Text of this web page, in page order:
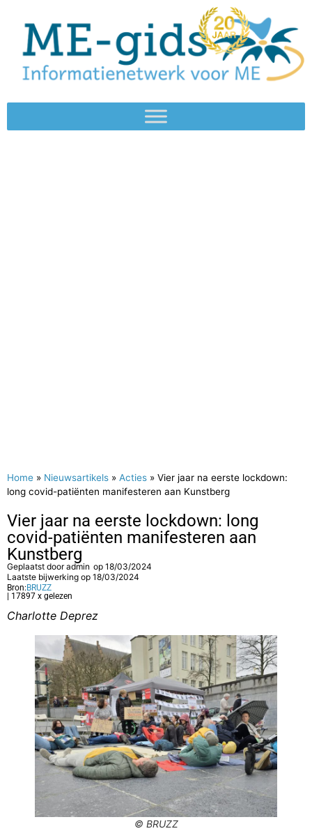
Home » Nieuwsartikels » Acties » Vier jaar na eerste lockdown:
long covid-patiënten manifesteren aan Kunstberg
Vier jaar na eerste lockdown: long
covid-patiënten manifesteren aan
Kunstberg
Geplaatst dooradmin op 18/03/2024
Laatste bijwerking op 18/03/2024
Bron: BRUZZ
| 17897 x gelezen
Charlotte Deprez
© BRUZZ